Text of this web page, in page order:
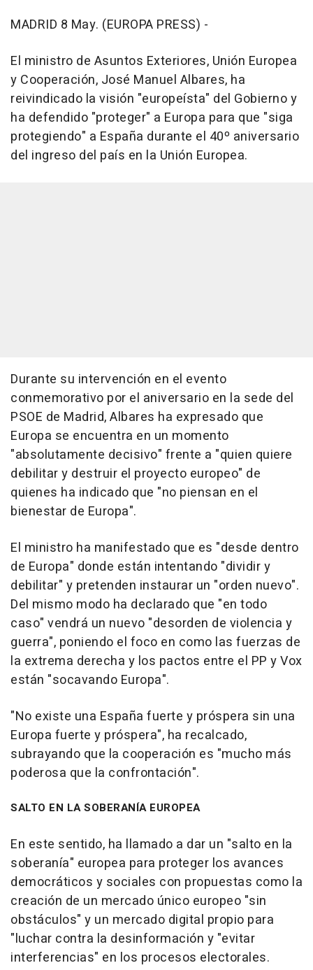
MADRID 8 May. (EUROPA PRESS) -
El ministro de Asuntos Exteriores, Unión Europea
y Cooperación, José Manuel Albares, ha
reivindicado la visión "europeísta" del Gobierno y
ha defendido "proteger" a Europa para que "siga
protegiendo" a España durante el 40º aniversario
del ingreso del país en la Unión Europea.
Durante su intervención en el evento
conmemorativo por el aniversario en la sede del
PSOE de Madrid, Albares ha expresado que
Europa se encuentra en un momento
"absolutamente decisivo" frente a "quien quiere
debilitar y destruir el proyecto europeo" de
quienes ha indicado que "no piensan en el
bienestar de Europa".
El ministro ha manifestado que es "desde dentro
de Europa" donde están intentando "dividir y
debilitar" y pretenden instaurar un "orden nuevo".
Del mismo modo ha declarado que "en todo
caso" vendrá un nuevo "desorden de violencia y
guerra", poniendo el foco en como las fuerzas de
la extrema derecha y los pactos entre el PP y Vox
están "socavando Europa".
"No existe una España fuerte y próspera sin una
Europa fuerte y próspera", ha recalcado,
subrayando que la cooperación es "mucho más
poderosa que la confrontación".
SALTO EN LA SOBERANÍA EUROPEA
En este sentido, ha llamado a dar un "salto en la
soberanía" europea para proteger los avances
democráticos y sociales con propuestas como la
creación de un mercado único europeo "sin
obstáculos" y un mercado digital propio para
"luchar contra la desinformación y "evitar
interferencias" en los procesos electorales.